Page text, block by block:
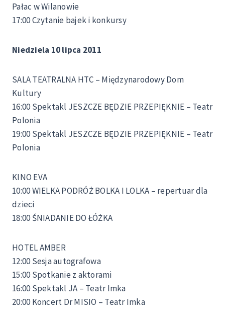
Pałac w Wilanowie
17:00 Czytanie bajek i konkursy
Niedziela 10 lipca 2011
SALA TEATRALNA HTC – Międzynarodowy Dom
Kultury
16:00 Spektakl JESZCZE BĘDZIE PRZEPIĘKNIE – Teatr
Polonia
19:00 Spektakl JESZCZE BĘDZIE PRZEPIĘKNIE – Teatr
Polonia
KINO EVA
10:00 WIELKA PODRÓŻ BOLKA I LOLKA – repertuar dla
dzieci
18:00 ŚNIADANIE DO ŁÓŻKA
HOTEL AMBER
12:00 Sesja autografowa
15:00 Spotkanie z aktorami
16:00 Spektakl JA – Teatr Imka
20:00 Koncert Dr MISIO – Teatr Imka